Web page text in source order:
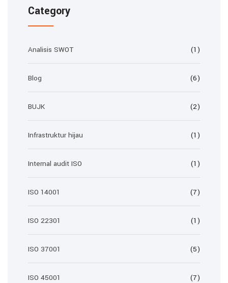
Category
Analisis SWOT (1)
Blog (6)
BUJK (2)
Infrastruktur hijau (1)
Internal audit ISO (1)
ISO 14001 (7)
ISO 22301 (1)
ISO 37001 (5)
ISO 45001 (7)